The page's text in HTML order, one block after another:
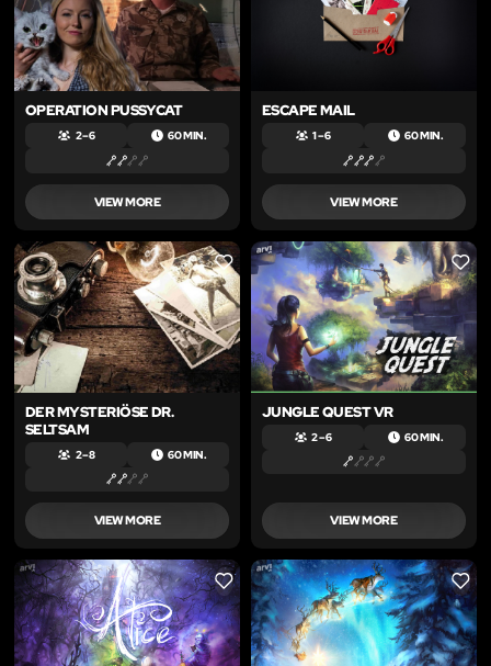
OPERATION PUSSYCAT
2 – 6 60 MIN.
VIEW MORE
ESCAPE MAIL
1 – 6 60 MIN.
VIEW MORE
LIKE
DER MYSTERIÖSE DR.
SELTSAM
2 – 8 60 MIN.
VIEW MORE
LIKE
JUNGLE QUEST VR
2 – 6 60 MIN.
VIEW MORE
LIKE LIKE